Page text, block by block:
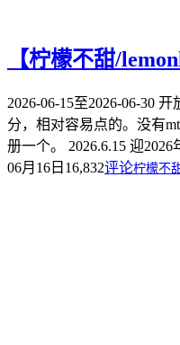
【柠檬不甜/
2026-06-15至2026-06-30
分，相对容易点的。没有
册一个。 2026.6.15 迎2026
06月16日 16,832评论柠檬不